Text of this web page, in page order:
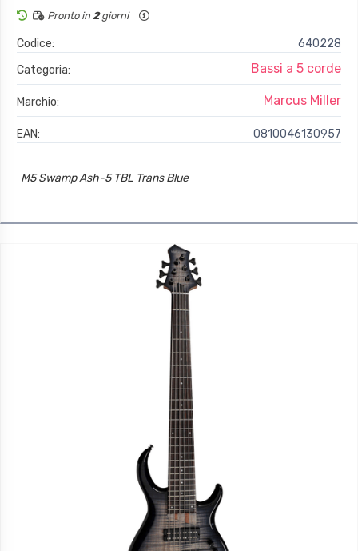
Pronto in 2giorni
Codice:
640228
Categoria:
Bassi a 5 corde
Marchio: Marcus Miller
EAN: 0810046130957
M5 Swamp Ash-5 TBL Trans Blue